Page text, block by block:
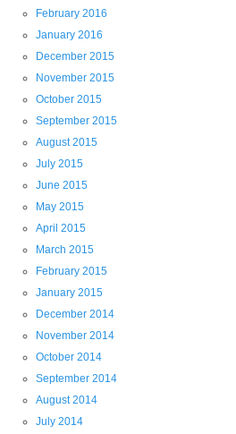
February 2016
January 2016
December 2015
November 2015
October 2015
September 2015
August 2015
July 2015
June 2015
May 2015
April 2015
March 2015
February 2015
January 2015
December 2014
November 2014
October 2014
September 2014
August 2014
July 2014